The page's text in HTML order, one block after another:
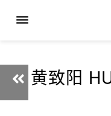
黄致阳